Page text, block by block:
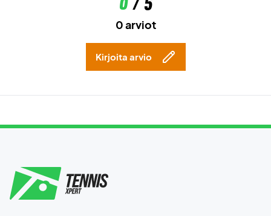
0 arviot
Kirjoita arvio